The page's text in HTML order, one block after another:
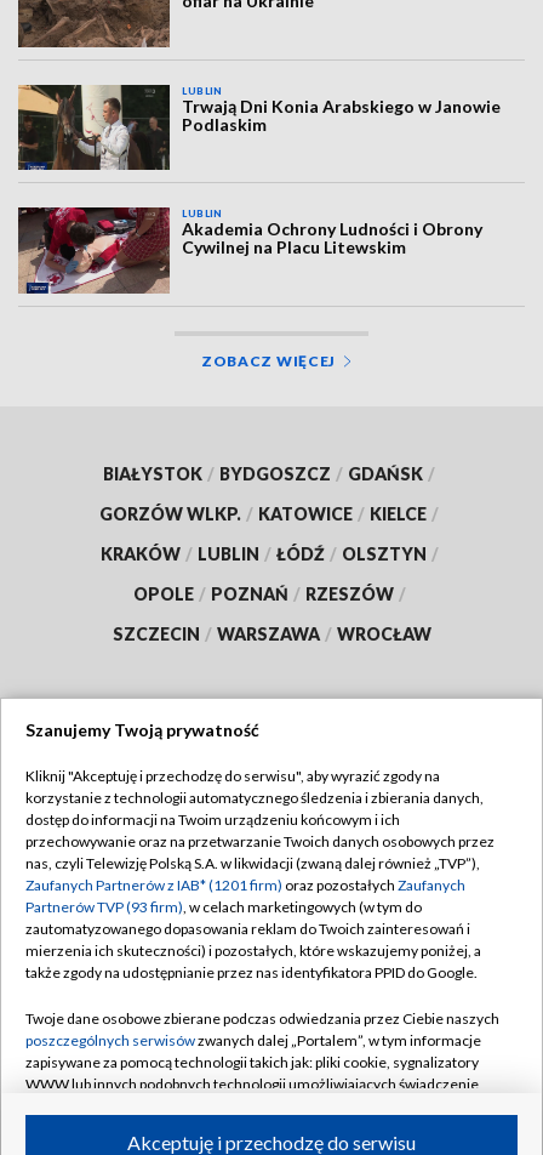
LUBLIN
Trwają Dni Konia Arabskiego w Janowie
Podlaskim
LUBLIN
Akademia Ochrony Ludności i Obrony
Cywilnej na Placu Litewskim
ZOBACZ WIĘCEJ
BIAŁYSTOK / BYDGOSZCZ / GDAŃSK /
GORZÓW WLKP. / KATOWICE / KIELCE /
KRAKÓW / LUBLIN / ŁÓDŹ / OLSZTYN /
OPOLE / POZNAŃ / RZESZÓW /
SZCZECIN / WARSZAWA / WROCŁAW
TVP
Abonament TVP
Emisja w TVP
Centrum informacji TVP
Naziemna Telewizja Cyfrowa
Rada Programowa
System NOS
Informacje o nadawcy
Regulamin TVP
Polityka prywatności
Moje zgody
Pomoc
Kontakt
Kanały
Szanujemy Twoją prywatność
Kliknij "Akceptuję i przechodzę do serwisu", aby wyrazić zgody na
korzystanie z technologii automatycznego śledzenia i zbierania danych,
dostęp do informacji na Twoim urządzeniu końcowym i ich
przechowywanie oraz na przetwarzanie Twoich danych osobowych przez
nas, czyli Telewizję Polską S.A. w likwidacji (zwaną dalej również „TVP”),
Zaufanych Partnerów z IAB* (1201 firm) oraz pozostałych Zaufanych
Partnerów TVP (93 firm), w celach marketingowych (w tym do
zautomatyzowanego dopasowania reklam do Twoich zainteresowań i
mierzenia ich skuteczności) i pozostałych, które wskazujemy poniżej, a
także zgody na udostępnianie przez nas identyfikatora PPID do Google.
Twoje dane osobowe zbierane podczas odwiedzania przez Ciebie naszych
poszczególnych serwisówzwanych dalej „Portalem”, w tym informacje
zapisywane za pomocą technologii takich jak: pliki cookie, sygnalizatory
WWW lub innych podobnych technologii umożliwiających świadczenie
ruchu w Internecie.Akceptuję i przechodzę do serwisu